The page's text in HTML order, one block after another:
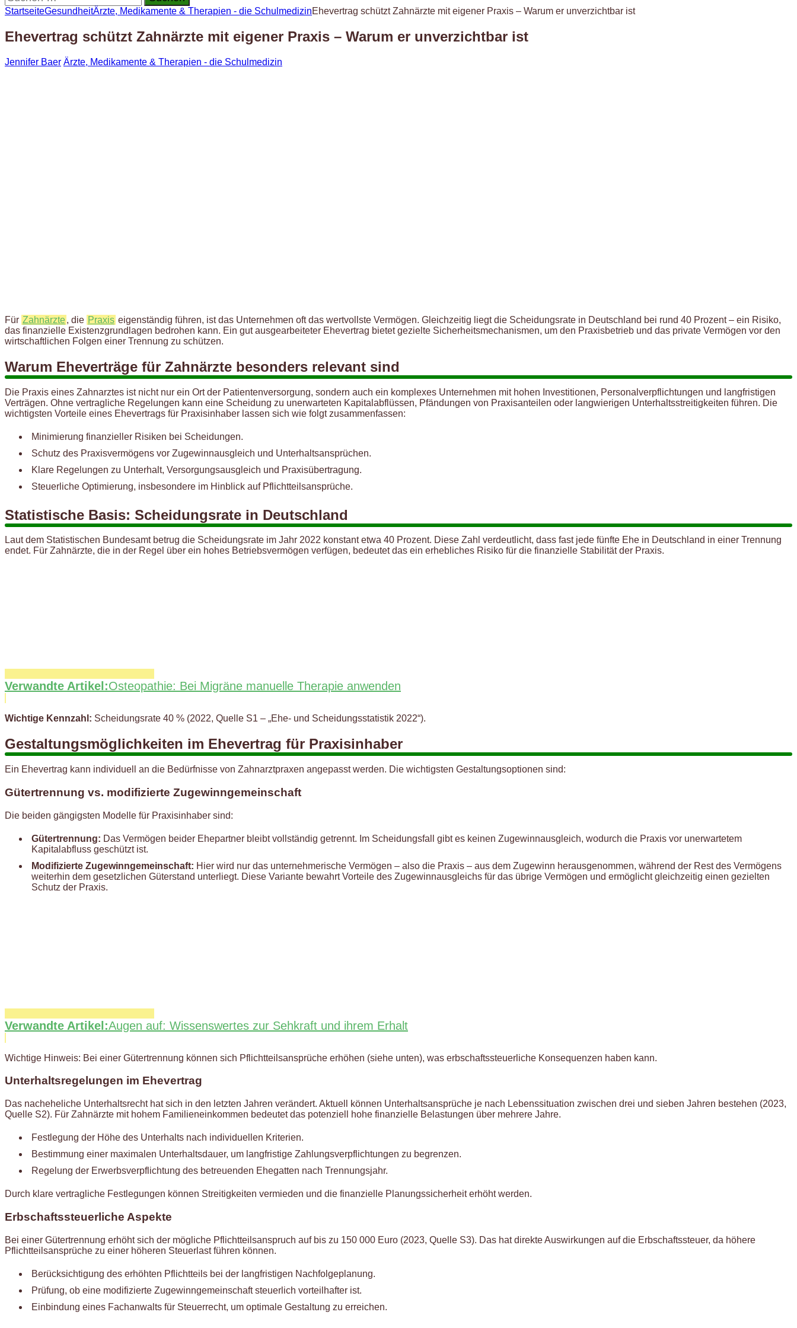
nach:
StartseiteGesundheitÄrzte, Medikamente & Therapien - die SchulmedizinEhevertrag schützt Zahnärzte mit eigener Praxis – Warum er unverzichtbar ist
Ehevertrag schützt Zahnärzte mit eigener Praxis – Warum er unverzichtbar ist
Jennifer Baer Ärzte, Medikamente & Therapien - die Schulmedizin
Für Zahnärzte, die Praxis eigenständig führen, ist das Unternehmen oft das wertvollste Vermögen. Gleichzeitig liegt die Scheidungsrate in Deutschland bei rund 40 Prozent – ein Risiko,
das finanzielle Existenzgrundlagen bedrohen kann. Ein gut ausgearbeiteter Ehevertrag bietet gezielte Sicherheitsmechanismen, um den Praxisbetrieb und das private Vermögen vor den
wirtschaftlichen Folgen einer Trennung zu schützen.
Warum Eheverträge für Zahnärzte besonders relevant sind
Die Praxis eines Zahnarztes ist nicht nur ein Ort der Patientenversorgung, sondern auch ein komplexes Unternehmen mit hohen Investitionen, Personalverpflichtungen und langfristigen
Verträgen. Ohne vertragliche Regelungen kann eine Scheidung zu unerwarteten Kapitalabflüssen, Pfändungen von Praxisanteilen oder langwierigen Unterhaltsstreitigkeiten führen. Die
wichtigsten Vorteile eines Ehevertrags für Praxisinhaber lassen sich wie folgt zusammenfassen:
Minimierung finanzieller Risiken bei Scheidungen.
Schutz des Praxisvermögens vor Zugewinnausgleich und Unterhaltsansprüchen.
Klare Regelungen zu Unterhalt, Versorgungsausgleich und Praxisübertragung.
Steuerliche Optimierung, insbesondere im Hinblick auf Pflichtteilsansprüche.
Statistische Basis: Scheidungsrate in Deutschland
Laut dem Statistischen Bundesamt betrug die Scheidungsrate im Jahr 2022 konstant etwa 40 Prozent. Diese Zahl verdeutlicht, dass fast jede fünfte Ehe in Deutschland in einer Trennung
endet. Für Zahnärzte, die in der Regel über ein hohes Betriebsvermögen verfügen, bedeutet das ein erhebliches Risiko für die finanzielle Stabilität der Praxis.
Verwandte Artikel:Osteopathie: Bei Migräne manuelle Therapie anwenden
Wichtige Kennzahl: Scheidungsrate 40 % (2022, Quelle S1 – „Ehe- und Scheidungsstatistik 2022“).
Gestaltungsmöglichkeiten im Ehevertrag für Praxisinhaber
Ein Ehevertrag kann individuell an die Bedürfnisse von Zahnarztpraxen angepasst werden. Die wichtigsten Gestaltungsoptionen sind:
Gütertrennung vs. modifizierte Zugewinngemeinschaft
Die beiden gängigsten Modelle für Praxisinhaber sind:
Gütertrennung: Das Vermögen beider Ehepartner bleibt vollständig getrennt. Im Scheidungsfall gibt es keinen Zugewinnausgleich, wodurch die Praxis vor unerwartetem
Kapitalabfluss geschützt ist.
Modifizierte Zugewinngemeinschaft: Hier wird nur das unternehmerische Vermögen – also die Praxis – aus dem Zugewinn herausgenommen, während der Rest des Vermögens
weiterhin dem gesetzlichen Güterstand unterliegt. Diese Variante bewahrt Vorteile des Zugewinnausgleichs für das übrige Vermögen und ermöglicht gleichzeitig einen gezielten
Schutz der Praxis.
Verwandte Artikel:Augen auf: Wissenswertes zur Sehkraft und ihrem Erhalt
Wichtige Hinweis: Bei einer Gütertrennung können sich Pflichtteilsansprüche erhöhen (siehe unten), was erbschaftssteuerliche Konsequenzen haben kann.
Unterhaltsregelungen im Ehevertrag
Das nacheheliche Unterhaltsrecht hat sich in den letzten Jahren verändert. Aktuell können Unterhaltsansprüche je nach Lebenssituation zwischen drei und sieben Jahren bestehen (2023,
Quelle S2). Für Zahnärzte mit hohem Familieneinkommen bedeutet das potenziell hohe finanzielle Belastungen über mehrere Jahre.
Festlegung der Höhe des Unterhalts nach individuellen Kriterien.
Bestimmung einer maximalen Unterhaltsdauer, um langfristige Zahlungsverpflichtungen zu begrenzen.
Regelung der Erwerbsverpflichtung des betreuenden Ehegatten nach Trennungsjahr.
Durch klare vertragliche Festlegungen können Streitigkeiten vermieden und die finanzielle Planungssicherheit erhöht werden.
Erbschaftssteuerliche Aspekte
Bei einer Gütertrennung erhöht sich der mögliche Pflichtteilsanspruch auf bis zu 150 000 Euro (2023, Quelle S3). Das hat direkte Auswirkungen auf die Erbschaftssteuer, da höhere
Pflichtteilsansprüche zu einer höheren Steuerlast führen können.
Berücksichtigung des erhöhten Pflichtteils bei der langfristigen Nachfolgeplanung.
Prüfung, ob eine modifizierte Zugewinngemeinschaft steuerlich vorteilhafter ist.
Einbindung eines Fachanwalts für Steuerrecht, um optimale Gestaltung zu erreichen.